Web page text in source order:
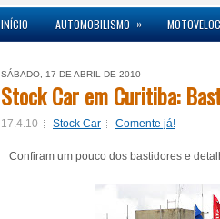
INÍCIO AUTOMOBILISMO »
SÁBADO, 17 DE ABRIL DE 2010
Stock Car em Curitiba:
17.4.10 Stock Car Comente já!
Confiram um pouco dos bastidores e